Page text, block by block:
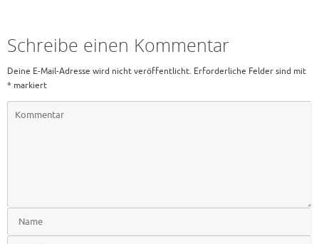
Schreibe einen Kommentar
Deine E-Mail-Adresse wird nicht veröffentlicht. Erforderliche Felder sind mit
* markiert